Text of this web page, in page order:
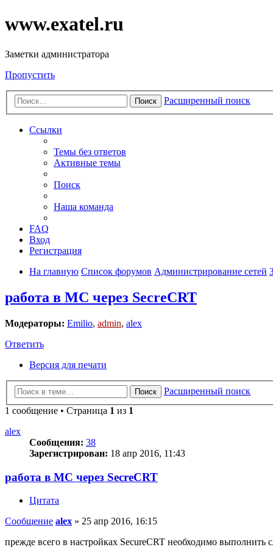
www.exatel.ru
Заметки администратора
Пропустить
Поиск Расширенный поиск
Ссылки
Темы без ответов
Активные темы
Поиск
Наша команда
FAQ
Вход
Регистрация
На главную Список форумов Администрирование сетей
работа в MC через SecreCRT
Модераторы: Emilio, admin, alex
Ответить
Версия для печати
Поиск
Расширенный поиск
1 сообщение • Страница 1 из 1
alex
Сообщения: 38
Зарегистрирован: 18 апр 2016, 11:43
работа в MC через SecreCRT
Цитата
Сообщение alex » 25 апр 2016, 16:15
прежде всего в настройках SecureCRT необходимо выполнить